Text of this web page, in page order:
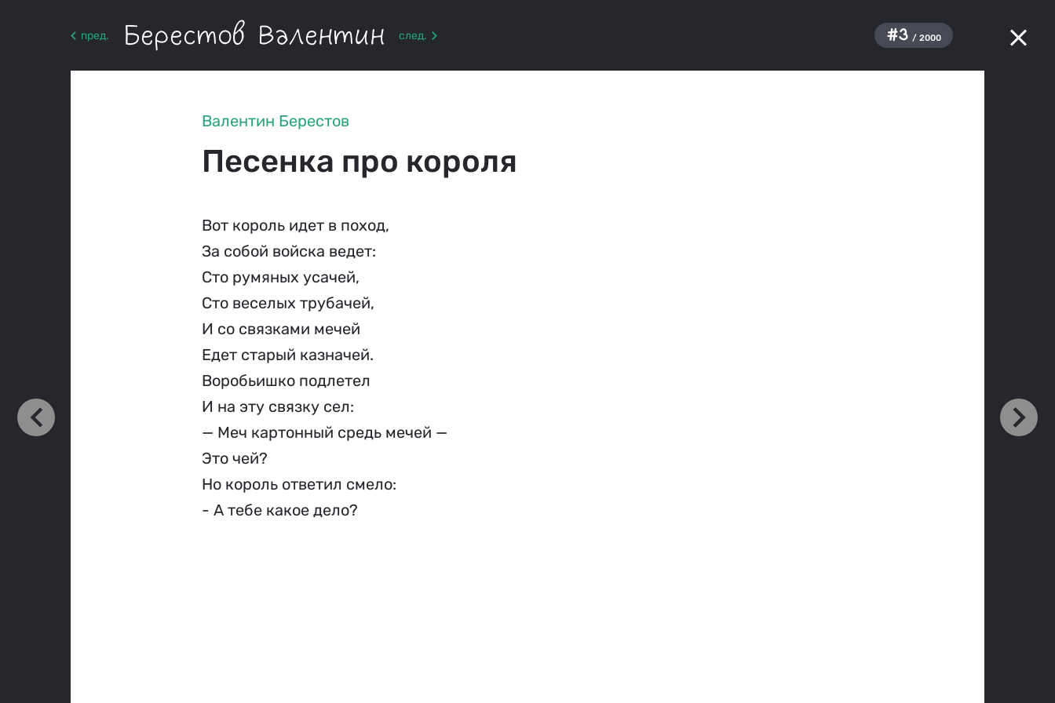
пред. Берестов Валентин след. #3 / 2000
Валентин Берестов
Песенка про короля
Вот король идет в поход,
За собой войска ведет:
Сто румяных усачей,
Сто веселых трубачей,
И со связками мечей
Едет старый казначей.
Воробьишко подлетел
И на эту связку сел:
— Меч картонный средь мечей —
Это чей?
Но король ответил смело:
- А тебе какое дело?